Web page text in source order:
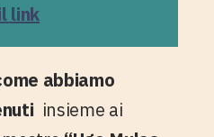
link
abbiamo
insieme ai